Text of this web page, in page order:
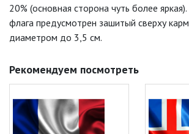
20% (основная сторона чуть более
флага предусмотрен зашитый сверху
диаметром до 3,5 см.
Рекомендуем посмотреть